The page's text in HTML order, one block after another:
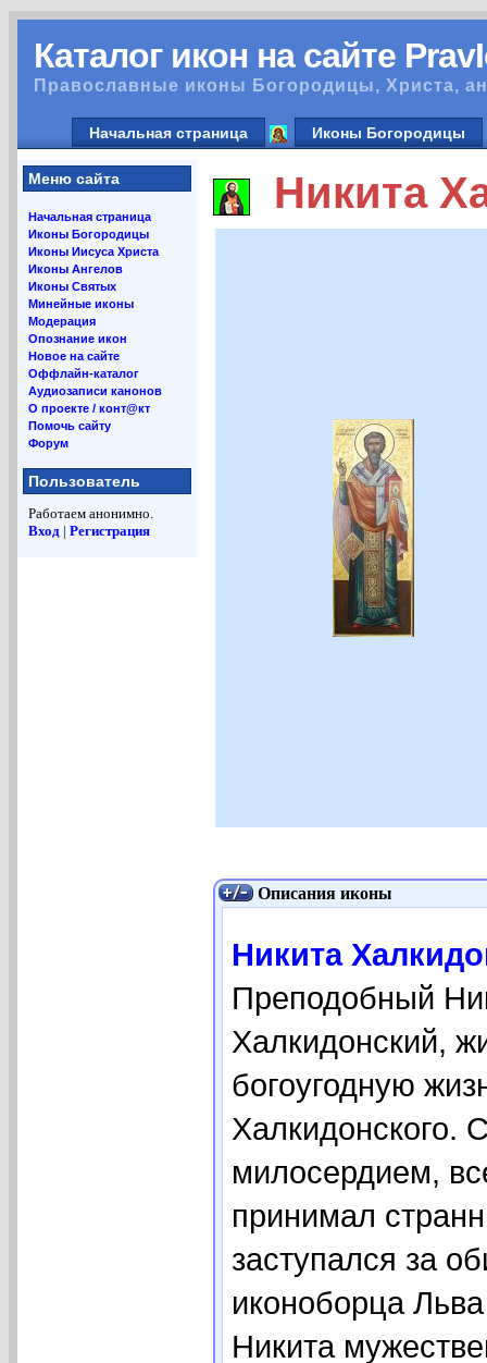
Каталог икон на сайте
Православные иконы Богородицы, Христа,
Начальная страница Иконы Богородицы
Меню сайта
Начальная страница
Иконы Богородицы
Иконы Иисуса Христа
Иконы Ангелов
Иконы Святых
Минейные иконы
Модерация
Опознание икон
Новое на сайте
Оффлайн-каталог
Аудиозаписи канонов
О проекте / конт@кт
Помочь сайту
Форум
Пользователь
Работаем анонимно.
Вход | Регистрация
Никита
Описания иконы
Никита
Преподобный
Халкидонский,
богоугодную
Халкидонского.
милосердием,
принимал
заступался за
иконоборца
Никита